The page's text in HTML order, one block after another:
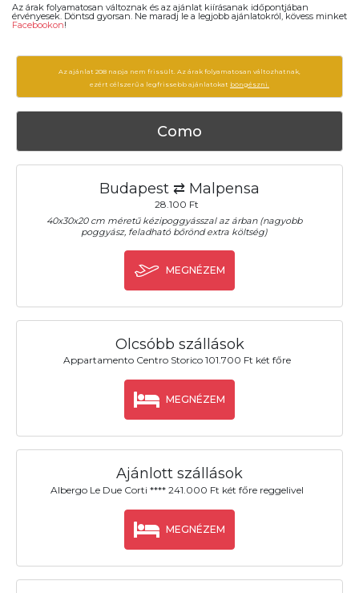
Az árak folyamatosan változnak és az ajánlat kiírásanak időpontjában
érvényesek. Döntsd gyorsan. Ne maradj le a legjobb ajánlatokról, kövess minket
Facebookon!
Az ajánlat 208 napja nem frissült. Az árak folyamatosan változhatnak,
ezért célszerű a legfrissebb ajánlatokat böngészni.
Como
Budapest ⇄ Malpensa
28.100 Ft
40x30x20 cm méretű kézipoggyásszal az árban (nagyobb
poggyász, feladható bőrönd extra költség)
MEGNÉZEM
Olcsóbb szállások
Appartamento Centro Storico 101.700 Ft két főre
MEGNÉZEM
Ajánlott szállások
Albergo Le Due Corti **** 241.000 Ft két főre reggelivel
MEGNÉZEM